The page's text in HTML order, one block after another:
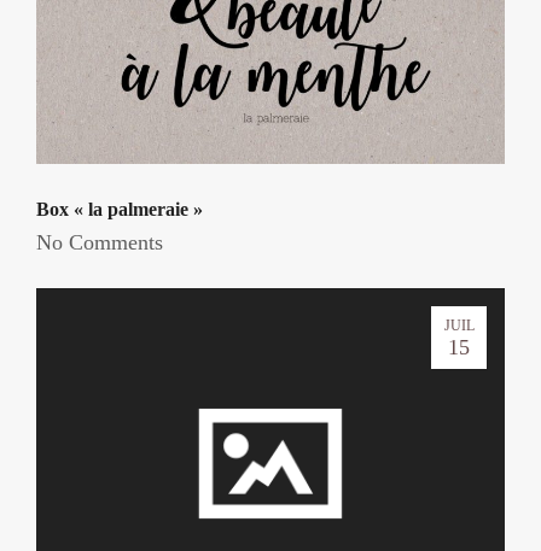
Box « la palmeraie »
No Comments
JUIL
15